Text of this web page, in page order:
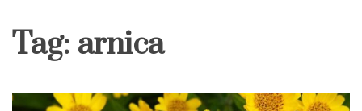
Tag: arnica